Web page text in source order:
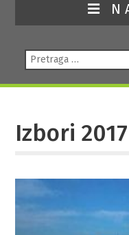
Pretraga:
Izbori 2017